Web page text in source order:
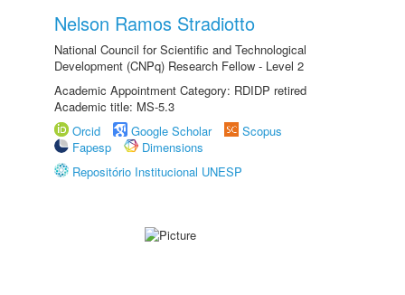
Nelson Ramos Stradiotto
National Council for Scientific and Technological
Development (CNPq) Research Fellow - Level 2
Academic Appointment Category: RDIDP retired
Academic title: MS-5.3
Orcid
Google Scholar
Scopus
Fapesp
Dimensions
Repositório Institucional UNESP